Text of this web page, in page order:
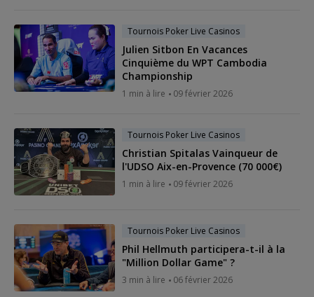
Tournois Poker Live Casinos
Julien Sitbon En Vacances
Cinquième du WPT Cambodia
Championship
1 min à lire 09 février 2026
Tournois Poker Live Casinos
Christian Spitalas Vainqueur de
l'UDSO Aix-en-Provence (70 000€)
1 min à lire 09 février 2026
Tournois Poker Live Casinos
Phil Hellmuth participera-t-il à la
"Million Dollar Game" ?
3 min à lire 06 février 2026